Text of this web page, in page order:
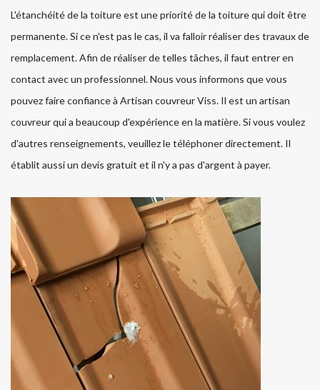
L'étanchéité de la toiture est une priorité de la toiture qui doit être
permanente. Si ce n'est pas le cas, il va falloir réaliser des travaux de
remplacement. Afin de réaliser de telles tâches, il faut entrer en
contact avec un professionnel. Nous vous informons que vous
pouvez faire confiance à Artisan couvreur Viss. Il est un artisan
couvreur qui a beaucoup d'expérience en la matière. Si vous voulez
d'autres renseignements, veuillez le téléphoner directement. Il
établit aussi un devis gratuit et il n'y a pas d'argent à payer.